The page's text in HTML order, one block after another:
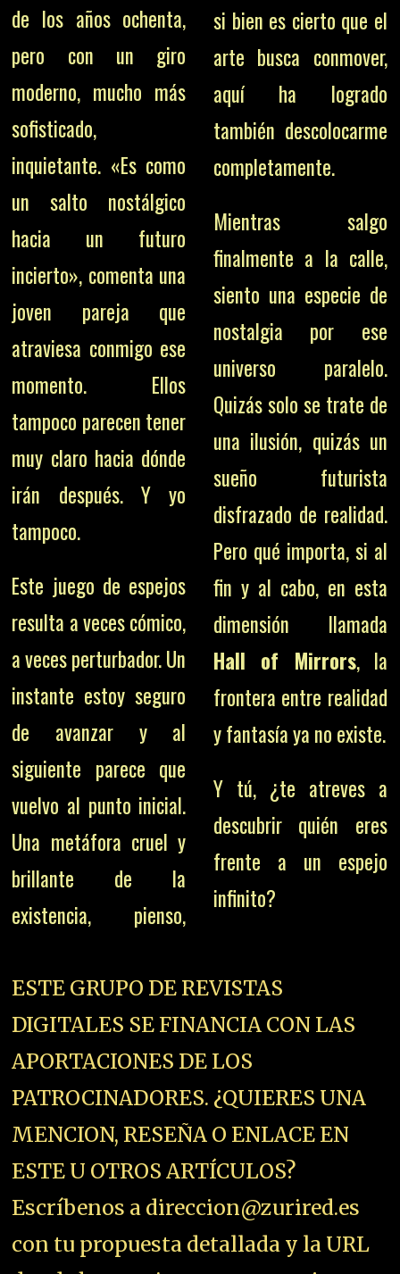
de los años ochenta,
pero con un giro
moderno, mucho más
sofisticado,
inquietante. «Es como
un salto nostálgico
hacia un futuro
incierto», comenta una
joven pareja que
atraviesa conmigo ese
momento. Ellos
tampoco parecen tener
muy claro hacia dónde
irán después. Y yo
tampoco.
Este juego de espejos
resulta a veces cómico,
a veces perturbador. Un
instante estoy seguro
de avanzar y al
siguiente parece que
vuelvo al punto inicial.
Una metáfora cruel y
brillante de la
existencia, pienso,
si bien es cierto que el
arte busca conmover,
aquí ha logrado
también descolocarme
completamente.
Mientras salgo
finalmente a la calle,
siento una especie de
nostalgia por ese
universo paralelo.
Quizás solo se trate de
una ilusión, quizás un
sueño futurista
disfrazado de realidad.
Pero qué importa, si al
fin y al cabo, en esta
dimensión llamada
Hall of Mirrors, la
frontera entre realidad
y fantasía ya no existe.
Y tú, ¿te atreves a
descubrir quién eres
frente a un espejo
infinito?
ESTE GRUPO DE REVISTAS
DIGITALES SE FINANCIA CON LAS
APORTACIONES DE LOS
PATROCINADORES. ¿QUIERES UNA
MENCION, RESEÑA O ENLACE EN
ESTE U OTROS ARTÍCULOS?
Escríbenos a direccion@zurired.es
con tu propuesta detallada y la URL